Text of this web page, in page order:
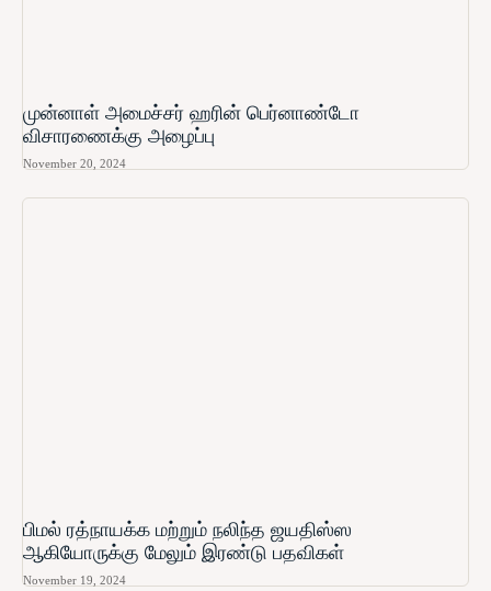
முன்னாள் அமைச்சர் ஹரின் பெர்னாண்டோ​
விசாரணைக்கு அழைப்பு
November 20, 2024
பிமல் ரத்நாயக்க மற்றும் நலிந்த ஜயதிஸ்ஸ
ஆகியோருக்கு மேலும் இரண்டு பதவிகள்
November 19, 2024